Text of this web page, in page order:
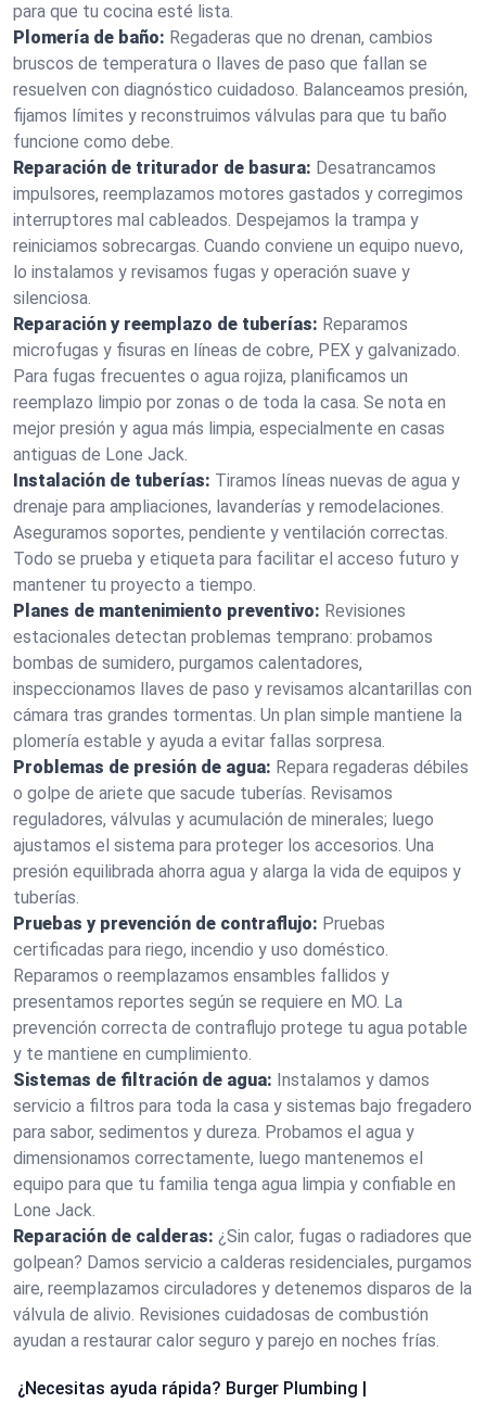
para que tu cocina esté lista.
Plomería de baño: Regaderas que no drenan, cambios
bruscos de temperatura o llaves de paso que fallan se
resuelven con diagnóstico cuidadoso. Balanceamos presión,
fijamos límites y reconstruimos válvulas para que tu baño
funcione como debe.
Reparación de triturador de basura: Desatrancamos
impulsores, reemplazamos motores gastados y corregimos
interruptores mal cableados. Despejamos la trampa y
reiniciamos sobrecargas. Cuando conviene un equipo nuevo,
lo instalamos y revisamos fugas y operación suave y
silenciosa.
Reparación y reemplazo de tuberías: Reparamos
microfugas y fisuras en líneas de cobre, PEX y galvanizado.
Para fugas frecuentes o agua rojiza, planificamos un
reemplazo limpio por zonas o de toda la casa. Se nota en
mejor presión y agua más limpia, especialmente en casas
antiguas de Lone Jack.
Instalación de tuberías: Tiramos líneas nuevas de agua y
drenaje para ampliaciones, lavanderías y remodelaciones.
Aseguramos soportes, pendiente y ventilación correctas.
Todo se prueba y etiqueta para facilitar el acceso futuro y
mantener tu proyecto a tiempo.
Planes de mantenimiento preventivo: Revisiones
estacionales detectan problemas temprano: probamos
bombas de sumidero, purgamos calentadores,
inspeccionamos llaves de paso y revisamos alcantarillas con
cámara tras grandes tormentas. Un plan simple mantiene la
plomería estable y ayuda a evitar fallas sorpresa.
Problemas de presión de agua: Repara regaderas débiles
o golpe de ariete que sacude tuberías. Revisamos
reguladores, válvulas y acumulación de minerales; luego
ajustamos el sistema para proteger los accesorios. Una
presión equilibrada ahorra agua y alarga la vida de equipos y
tuberías.
Pruebas y prevención de contraflujo: Pruebas
certificadas para riego, incendio y uso doméstico.
Reparamos o reemplazamos ensambles fallidos y
presentamos reportes según se requiere en MO. La
prevención correcta de contraflujo protege tu agua potable
y te mantiene en cumplimiento.
Sistemas de filtración de agua: Instalamos y damos
servicio a filtros para toda la casa y sistemas bajo fregadero
para sabor, sedimentos y dureza. Probamos el agua y
dimensionamos correctamente, luego mantenemos el
equipo para que tu familia tenga agua limpia y confiable en
Lone Jack.
Reparación de calderas: ¿Sin calor, fugas o radiadores que
golpean? Damos servicio a calderas residenciales, purgamos
aire, reemplazamos circuladores y detenemos disparos de la
válvula de alivio. Revisiones cuidadosas de combustión
ayudan a restaurar calor seguro y parejo en noches frías.
¿Necesitas ayuda rápida? Burger Plumbing |